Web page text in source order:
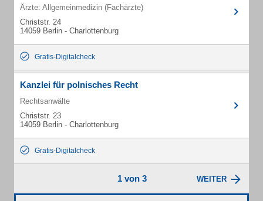
Ärzte: Allgemeinmedizin (Fachärzte)
Christstr. 24
14059 Berlin - Charlottenburg
Gratis-Digitalcheck
Kanzlei für polnisches Recht
Rechtsanwälte
Christstr. 23
14059 Berlin - Charlottenburg
Gratis-Digitalcheck
1 von 3 WEITER